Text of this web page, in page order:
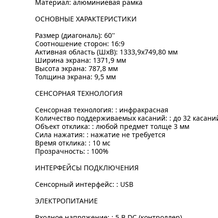
Материал: алюминиевая рамка
ОСНОВНЫЕ ХАРАКТЕРИСТИКИ
Размер (диагональ): 60''
Соотношение сторон: 16:9
Активная область (ШхВ): 1333,9х749,80 мм
Ширина экрана: 1371,9 мм
Высота экрана: 787,8 мм
Толщина экрана: 9,5 мм
СЕНСОРНАЯ ТЕХНОЛОГИЯ
Сенсорная технология: : инфракрасная
Количество поддерживаемых касаний: : до 32
Объект отклика: : любой предмет толще 3 мм
Сила нажатия: : нажатие не требуется
Время отклика: : 10 мс
Прозрачность: : 100%
ИНТЕРФЕЙСЫ ПОДКЛЮЧЕНИЯ
Сенсорный интерфейс: : USB
ЭЛЕКТРОПИТАНИЕ